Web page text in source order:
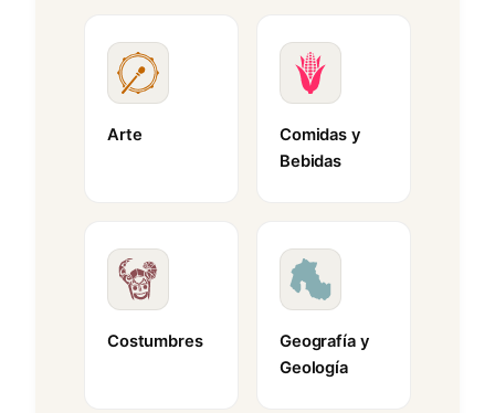
Arte
Comidas y
Bebidas
Costumbres
Geografía y
Geología